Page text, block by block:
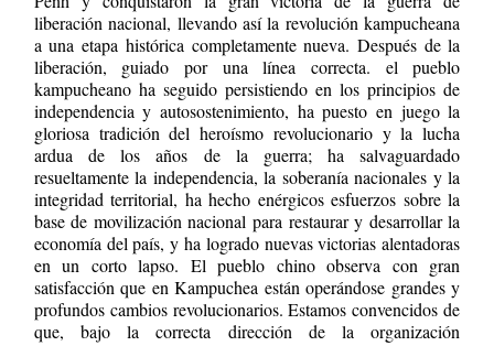
liberación nacional, llevando así la revolución kampucheana
a una etapa histórica completamente nueva. Después de la
liberación, guiado por una línea correcta. el pueblo
kampucheano ha seguido persistiendo en los principios de
independencia y autosostenimiento, ha puesto en juego la
gloriosa tradición del heroísmo revolucionario y la lucha
ardua de los años de la guerra; ha salvaguardado
resueltamente la independencia, la soberanía nacionales y la
integridad territorial, ha hecho enérgicos esfuerzos sobre la
base de movilización nacional para restaurar y desarrollar la
economía del país, y ha logrado nuevas victorias alentadoras
en un corto lapso. El pueblo chino observa con gran
satisfacción que en Kampuchea están operándose grandes y
profundos cambios revolucionarios. Estamos convencidos de
que, bajo la correcta dirección de la organización